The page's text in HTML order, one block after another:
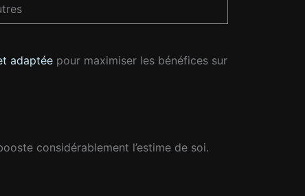
adaptée pour maximiser les bénéfices sur
considérablement l’estime de soi.